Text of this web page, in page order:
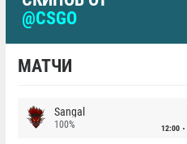
@CSGO
МАТЧИ
Sangal
100% 12:00